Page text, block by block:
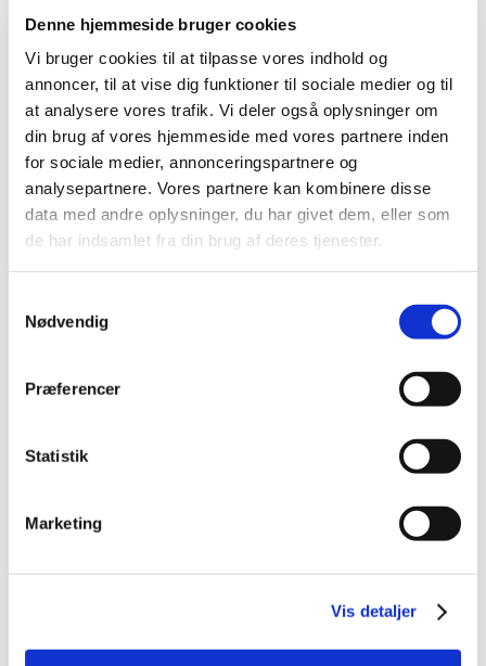
Denne hjemmeside bruger cookies
Vi bruger cookies til at tilpasse vores indhold og
annoncer, til at vise dig funktioner til sociale medier og til
at analysere vores trafik. Vi deler også oplysninger om
din brug af vores hjemmeside med vores partnere inden
for sociale medier, annonceringspartnere og
analysepartnere. Vores partnere kan kombinere disse
data med andre oplysninger, du har givet dem, eller som
de har indsamlet fra din brug af deres tjenester.
Nødvendig
Præferencer
Statistik
Marketing
Vis detaljer
generelt tilskud
| 10. december 2018
Lægemiddelstyrelsen har besluttet, at Fixopost i
enkeltdosisbeholdere uden konserveringsmiddel skal
…
Tilskud til medicinsk cannabis i
forsøgsordningen træder i kraft den 1. januar
2019
|10. december 2018 |
TID
2025 (158)
2023 (195)
2019 (159)